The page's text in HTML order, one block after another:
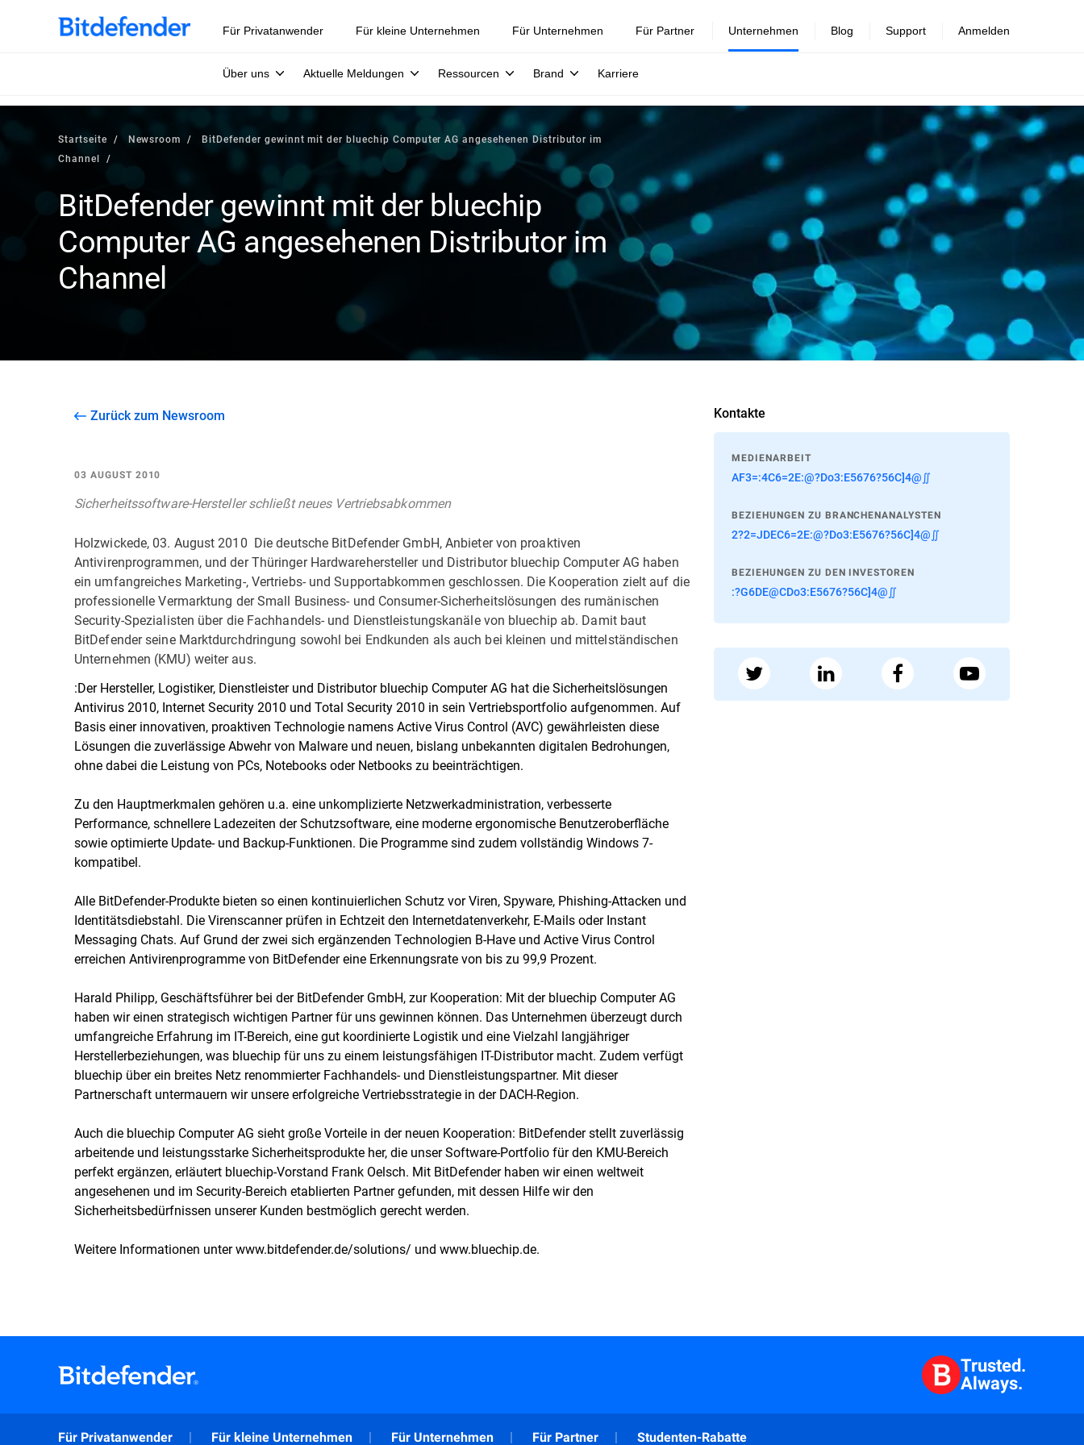
Für Privatanwender Für kleine Unternehmen Für Unternehmen Für Partner Unternehmen
Über uns Aktuelle Meldungen Ressourcen Brand Karriere
Blog Support Anmelden
Startseite Newsroom
BitDefender gewinnt mit der bluechip Computer AG angesehenen Distributor im
Channel
BitDefender gewinnt mit der bluechip
Computer AG angesehenen Distributor im
Channel
Zurück zum Newsroom
03 AUGUST 2010
Sicherheitssoftware-Hersteller schließt neues Vertriebsabkommen
Holzwickede, 03. August 2010  Die deutsche BitDefender GmbH, Anbieter von proaktiven
Antivirenprogrammen, und der Thüringer Hardwarehersteller und Distributor bluechip Computer AG haben
ein umfangreiches Marketing-, Vertriebs- und Supportabkommen geschlossen. Die Kooperation zielt auf die
professionelle Vermarktung der Small Business- und Consumer-Sicherheitslösungen des rumänischen
Security-Spezialisten über die Fachhandels- und Dienstleistungskanäle von bluechip ab. Damit baut
BitDefender seine Marktdurchdringung sowohl bei Endkunden als auch bei kleinen und mittelständischen
Unternehmen (KMU) weiter aus.
:Der Hersteller, Logistiker, Dienstleister und Distributor bluechip Computer AG hat die Sicherheitslösungen
Antivirus 2010, Internet Security 2010 und Total Security 2010 in sein Vertriebsportfolio aufgenommen. Auf
Basis einer innovativen, proaktiven Technologie namens Active Virus Control (AVC) gewährleisten diese
Lösungen die zuverlässige Abwehr von Malware und neuen, bislang unbekannten digitalen Bedrohungen,
ohne dabei die Leistung von PCs, Notebooks oder Netbooks zu beeinträchtigen.
Zu den Hauptmerkmalen gehören u.a. eine unkomplizierte Netzwerkadministration, verbesserte
Performance, schnellere Ladezeiten der Schutzsoftware, eine moderne ergonomische Benutzeroberfläche
sowie optimierte Update- und Backup-Funktionen. Die Programme sind zudem vollständig Windows 7-
kompatibel.
Alle BitDefender-Produkte bieten so einen kontinuierlichen Schutz vor Viren, Spyware, Phishing-Attacken und
Identitätsdiebstahl. Die Virenscanner prüfen in Echtzeit den Internetdatenverkehr, E-Mails oder Instant
Messaging Chats. Auf Grund der zwei sich ergänzenden Technologien B-Have und Active Virus Control
erreichen Antivirenprogramme von BitDefender eine Erkennungsrate von bis zu 99,9 Prozent.
Harald Philipp, Geschäftsführer bei der BitDefender GmbH, zur Kooperation: Mit der bluechip Computer AG
haben wir einen strategisch wichtigen Partner für uns gewinnen können. Das Unternehmen überzeugt durch
umfangreiche Erfahrung im IT-Bereich, eine gut koordinierte Logistik und eine Vielzahl langjähriger
Herstellerbeziehungen, was bluechip für uns zu einem leistungsfähigen IT-Distributor macht. Zudem verfügt
bluechip über ein breites Netz renommierter Fachhandels- und Dienstleistungspartner. Mit dieser
Partnerschaft untermauern wir unsere erfolgreiche Vertriebsstrategie in der DACH-Region.
Auch die bluechip Computer AG sieht große Vorteile in der neuen Kooperation: BitDefender stellt zuverlässig
arbeitende und leistungsstarke Sicherheitsprodukte her, die unser Software-Portfolio für den KMU-Bereich
perfekt ergänzen, erläutert bluechip-Vorstand Frank Oelsch. Mit BitDefender haben wir einen weltweit
angesehenen und im Security-Bereich etablierten Partner gefunden, mit dessen Hilfe wir den
Sicherheitsbedürfnissen unserer Kunden bestmöglich gerecht werden.
Weitere Informationen unterwww.bitdefender.de/solutions/ und www.bluechip.de.
Kontakte
MEDIENARBEIT
AF3=:4C6=2E:@?Do3:E5676?56C]4@∬
BEZIEHUNGEN ZU BRANCHENANALYSTEN
2?2=JDEC6=2E:@?Do3:E5676?56C]4@∬
BEZIEHUNGEN ZU DEN INVESTOREN
:?G6DE@CDo3:E5676?56C]4@∬
Trusted.
Always.
Für Privatanwender Für kleine Unternehmen Für Unternehmen Für Partner Studenten-Rabatte